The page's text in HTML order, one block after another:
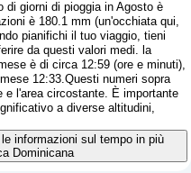
giorni di pioggia in Agosto è
è 180.1 mm (un'occhiata qui,
pianifichi il tuo viaggio, tieni
da questi valori medi. la
è di circa 12:59 (ore e minuti),
12:33.Questi numeri sopra
e l'area circostante. È importante
a diverse altitudini,
informazioni sul tempo in più
Dominicana